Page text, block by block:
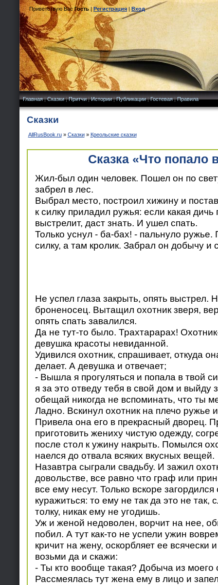
Приветствую Вас Гость|Регистрация|Вход
Главная|Сказки|Притчи|Истории|Публикации|Гостевая|Правила
Сказки
AllRusBook.ru» Сказки» Креольские сказки
Сказка «Что попало
Жил-был один человек. Пошел он по
забрел в лес.
Выбрал место, построил хижину и
к силку приладил ружья: если какая дичь
выстрелит, даст знать. И ушел спать.
Только уснул - ба-бах! - пальнуло ружье.
силку, а там кролик. Забрал он добычу и
Не успел глаза закрыть, опять выстрел.
броненосец. Вытащил охотник зверя,
опять спать завалился.
Да не тут-то было. Трахтарарах!
девушка красоты невиданной.
Удивился охотник, спрашивает, откуда
делает. А девушка и отвечает;
- Вышла я прогуляться и попала в твой
я за это отведу тебя в свой дом и выйду
обещай никогда не вспоминать, что ты
Ладно. Вскинул охотник на плечо ружье
Привела она его в прекрасный дворец.
приготовить жениху чистую одежду,
после стол к ужину накрыть. Помылся
наелся до отвала всяких вкусных вещей.
Назавтра сыграли свадьбу. И зажил
довольстве, все равно что граф или
все ему несут. Только вскоре
куражиться: то ему не так да это не так,
толку, никак ему не угодишь.
Уж и женой недоволен, ворчит на нее,
побил. А тут как-то не успели ужин
кричит на жену, оскорбляет ее всячески
возьми да и скажи:
- Ты кто вообще такая? Добыча из моего
Рассмеялась тут жена ему в лицо и